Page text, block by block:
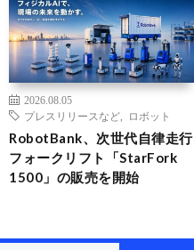
2026.08.05
プレスリリースなど
ロボット
RobotBank、次世代自律走行
フォークリフト「StarFork
1500」の販売を開始